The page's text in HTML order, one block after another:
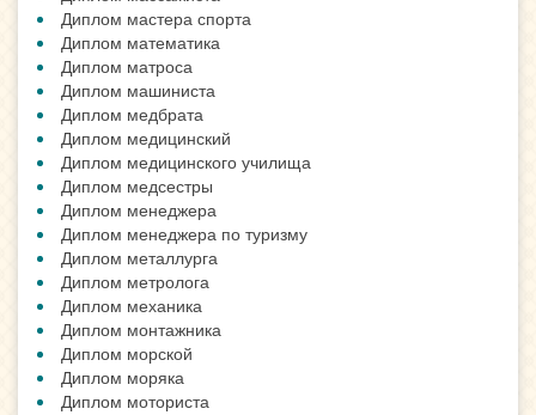
Диплом мастера спорта
Диплом математика
Диплом матроса
Диплом машиниста
Диплом медбрата
Диплом медицинский
Диплом медицинского училища
Диплом медсестры
Диплом менеджера
Диплом менеджера по туризму
Диплом металлурга
Диплом метролога
Диплом механика
Диплом монтажника
Диплом морской
Диплом моряка
Диплом моториста